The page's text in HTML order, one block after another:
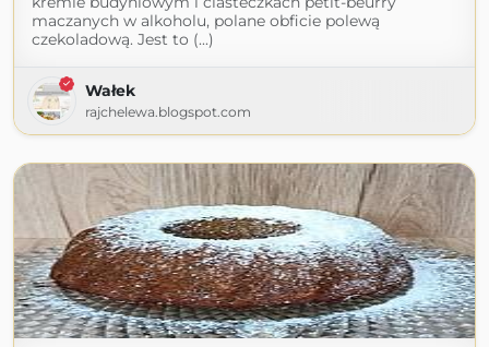
maczanych w alkoholu, polane obficie polewą
czekoladową. Jest to (...)
Wałek
rajchelewa.blogspot.com